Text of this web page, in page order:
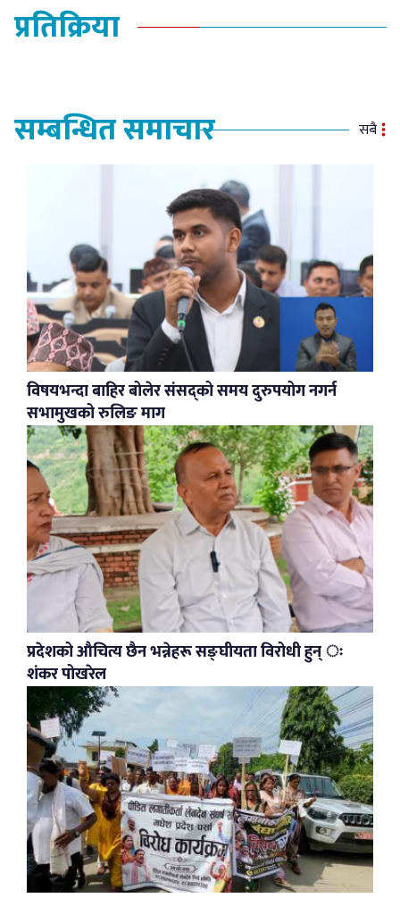
प्रतिक्रिया
सम्बन्धित समाचार सबै
विषयभन्दा बाहिर बोलेर संसद्को समय दुरुपयोग नगर्न
सभामुखको रुलिङ माग
प्रदेशको औचित्य छैन भन्नेहरू सङ्घीयता विरोधी हुन् ः
शंकर पोखरेल